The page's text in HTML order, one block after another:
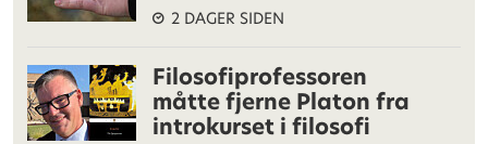
2 DAGER SIDEN
Filosofiprofessoren
måtte fjerne Platon fra
introkurset i filosofi